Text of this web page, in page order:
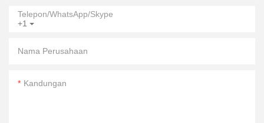
+1
Telepon/WhatsApp/Skype
Nama Perusahaan
Kandungan